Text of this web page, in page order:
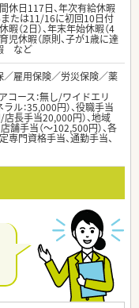
休日117日、年次有給休暇
または11/16に初回10日付
暇（2日）、年末年始休暇（4
育児休暇（原則、子が1歳に達
など
雇用保険／労災保険／薬
コース：無し/ワイドエリ
ル：35,000円）、役職手当
長手当20,000円）、地域
舗手当（～102,500円）、各
専門資格手当、通勤手当、